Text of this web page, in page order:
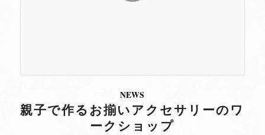
NEWS
親子で作るお揃いアクセサリーのワ
ークショップ